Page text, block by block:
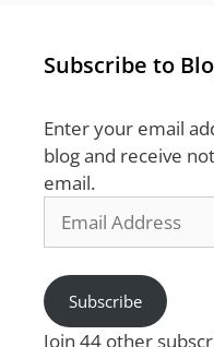
Subscribe to
Enter your email
blog and receive
email.
Address
Subscribe
Join 44 other